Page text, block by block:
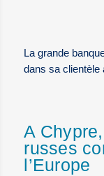
La grande
dans sa clientèle
A
russes
l’Europe